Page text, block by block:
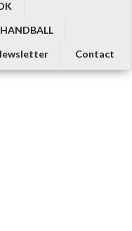
Contact